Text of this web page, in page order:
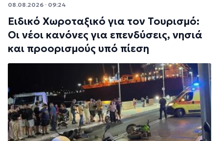
08.08.2026 · 09:24
Ειδικό Χωροταξικό για τον Τουρισμό:
Οι νέοι κανόνες για επενδύσεις, νησιά
και προορισμούς υπό πίεση